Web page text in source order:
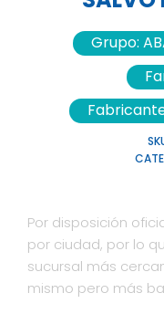
Grupo:
Por disposición
por ciudad, por lo
sucursal más
mismo pero más